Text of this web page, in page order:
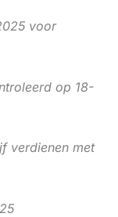
voor
op 18-
verdienen met